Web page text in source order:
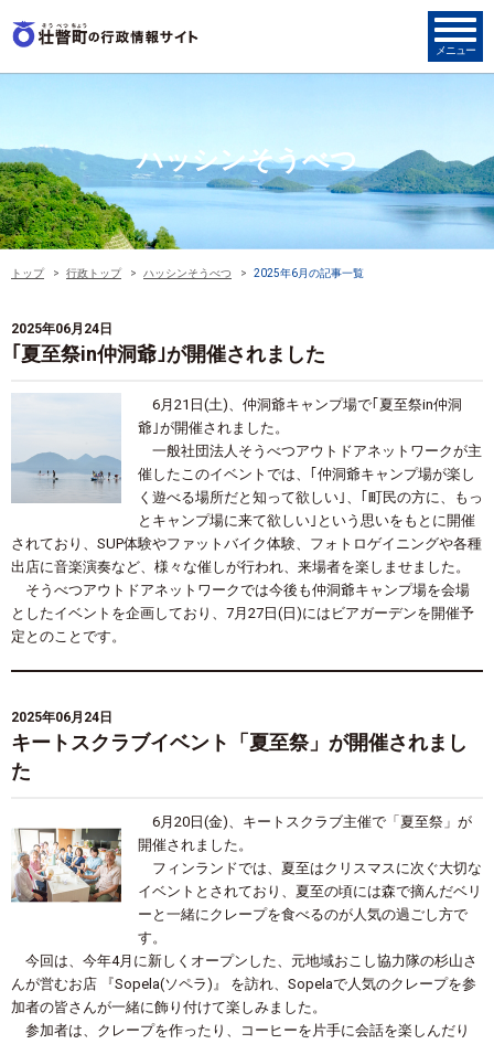
ハッシンそうべつ
トップ 行政トップ ハッシンそうべつ 2025年6月の記事一覧
2025年06月24日
｢夏至祭in仲洞爺｣が開催されました
6月21日(土)、仲洞爺キャンプ場で｢夏至祭in仲洞
爺｣が開催されました。
一般社団法人そうべつアウトドアネットワークが主
催したこのイベント では、｢仲洞爺キャンプ場が楽し
く遊べる場所だと知って欲しい｣、 ｢町民の方に、もっ
とキャンプ場に来て欲しい｣ という思いをもとに開催
されており、 SUP体験やファットバイク体験、 フォトロゲイニングや各種
出店に音楽演奏など、 様々な催しが行われ、来場者を楽しませました。
そうべつアウトドアネットワークでは今後も仲洞爺キャンプ場を会場
としたイベントを企画しており、7月27日(日)にはビアガーデンを開催予
定とのことです。
2025年06月24日
キートスクラブイベント「夏至祭」が開催されまし
た
6月20日(金)、キートスクラブ主催で「夏至祭」が
開催されました。
フィンランドでは、夏至はクリスマスに次ぐ大切な
イベントとされており、夏至の頃には森で摘んだベリ
ーと一緒にクレープを食べるのが人気の過ごし方で
す。
今回は、今年4月に新しくオープンした、元地域おこし協力隊の杉山さ
んが営むお店 『Sopela(ソペラ)』 を訪れ、Sopelaで人気のクレープを参
加者の皆さんが一緒に飾り付けて楽しみました。
参加者は、クレープを作ったり、コーヒーを片手に会話を楽しんだり